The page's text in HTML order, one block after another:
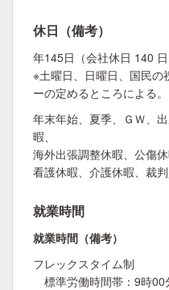
休日（備考）
年145日（会社休日 140 日
※土曜日、日曜日、国民の
ーの定めるところによる。
年末年始、夏季、ＧＷ、
暇、
海外出張調整休暇、公傷
看護休暇、介護休暇、裁
就業時間
就業時間（備考）
フレックスタイム制
標準労働時間帯：9時00